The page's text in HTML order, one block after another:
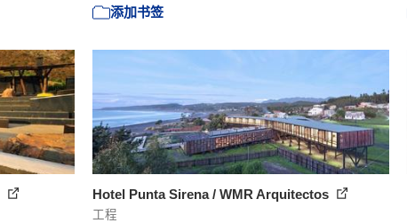
添加书签
Hotel Punta Sirena / WMR Arquitectos
工程